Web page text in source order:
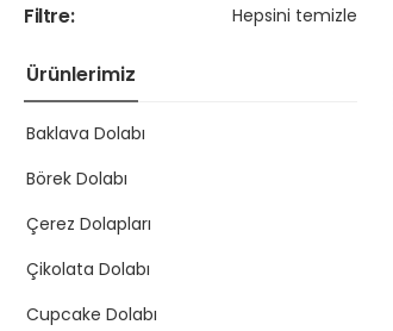
Filtre: Hepsini temizle
Ürünlerimiz
Baklava Dolabı
Börek Dolabı
Çerez Dolapları
Çikolata Dolabı
Cupcake Dolabı